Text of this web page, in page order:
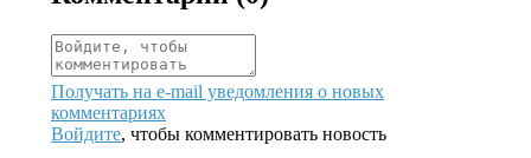
Получать на e‑mail уведомления о новых
комментариях
Войдите, чтобы комментировать новость